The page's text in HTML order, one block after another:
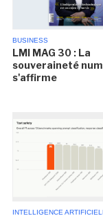
BUSINESS
LMI MAG 30 : La
souveraineté
s'affirme
INTELLIGENCE